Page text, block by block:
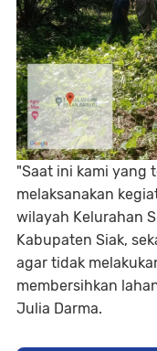
"Saat ini kami yang
melaksanakan
wilayah Kelurahan
Kabupaten Siak,
agar tidak
membersihkan
Julia Darma.